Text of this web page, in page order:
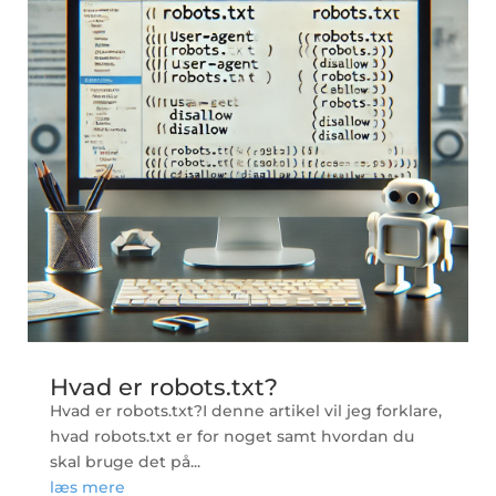
Hvad er robots.txt?
Hvad er robots.txt?I denne artikel vil jeg forklare,
hvad robots.txt er for noget samt hvordan du
skal bruge det på...
læs mere